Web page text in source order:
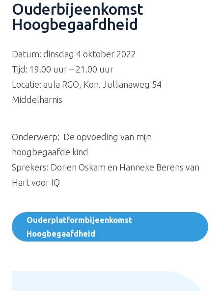
Ouderbijeenkomst
Hoogbegaafdheid
Datum: dinsdag 4 oktober 2022
Tijd : 19.00 uur – 21.00 uur
Locatie: aula RGO, Kon. Jullianaweg 54
Middelharnis
Onderwerp: De opvoeding van mijn
hoogbegaafde kind
Sprekers: Dorien Oskam en Hanneke Berens van
Hart voor IQ
Ouderplatformbijeenkomst
Hoogbegaafdheid